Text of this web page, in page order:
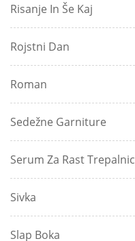
Risanje In Še Kaj
Rojstni Dan
Roman
Sedežne Garniture
Serum Za Rast Trepalnic
Sivka
Slap Boka